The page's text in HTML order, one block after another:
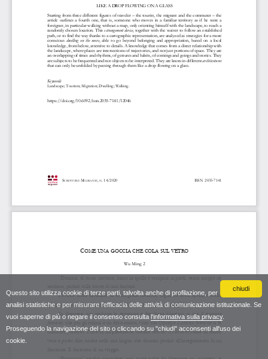
chiudi
Questo sito utilizza cookie di terze parti, talvolta anche di profilazione, per
analisi statistiche e per misurare l'efficacia delle attività di comunicazione istituzionale. Se
vuoi saperne di più o negare il consenso consulta l'informativa sulla privacy.
Proseguendo la navigazione del sito o cliccando su "chiudi" acconsenti all'uso dei
cookie.